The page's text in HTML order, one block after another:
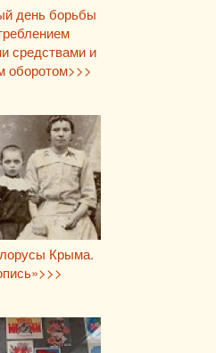
день борьбы
средствами и
оборотом>>>
Крыма.